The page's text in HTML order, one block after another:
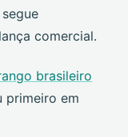
comercial.
brasileiro
primeiro em